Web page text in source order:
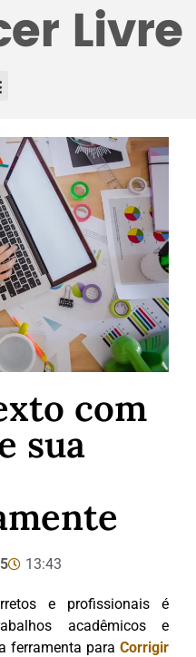
com
sua
13:43
e profissionais é
acadêmicos e
ferramenta para Corrigir